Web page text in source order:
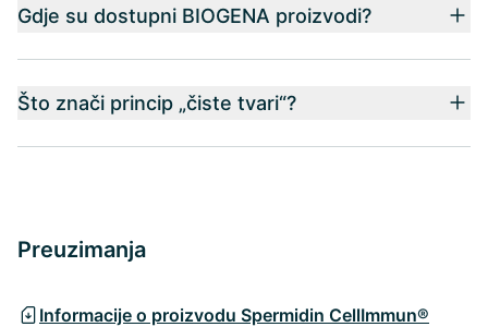
Gdje su dostupni BIOGENA proizvodi?
Što znači princip „čiste tvari“?
Preuzimanja
Informacije o proizvodu Spermidin CellImmun®